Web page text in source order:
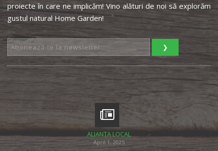
proiecte în care ne implicăm! Vino alături de noi să explorăm
gustul natural Home Garden!
ALIANȚA LOCAL
April 1, 2025